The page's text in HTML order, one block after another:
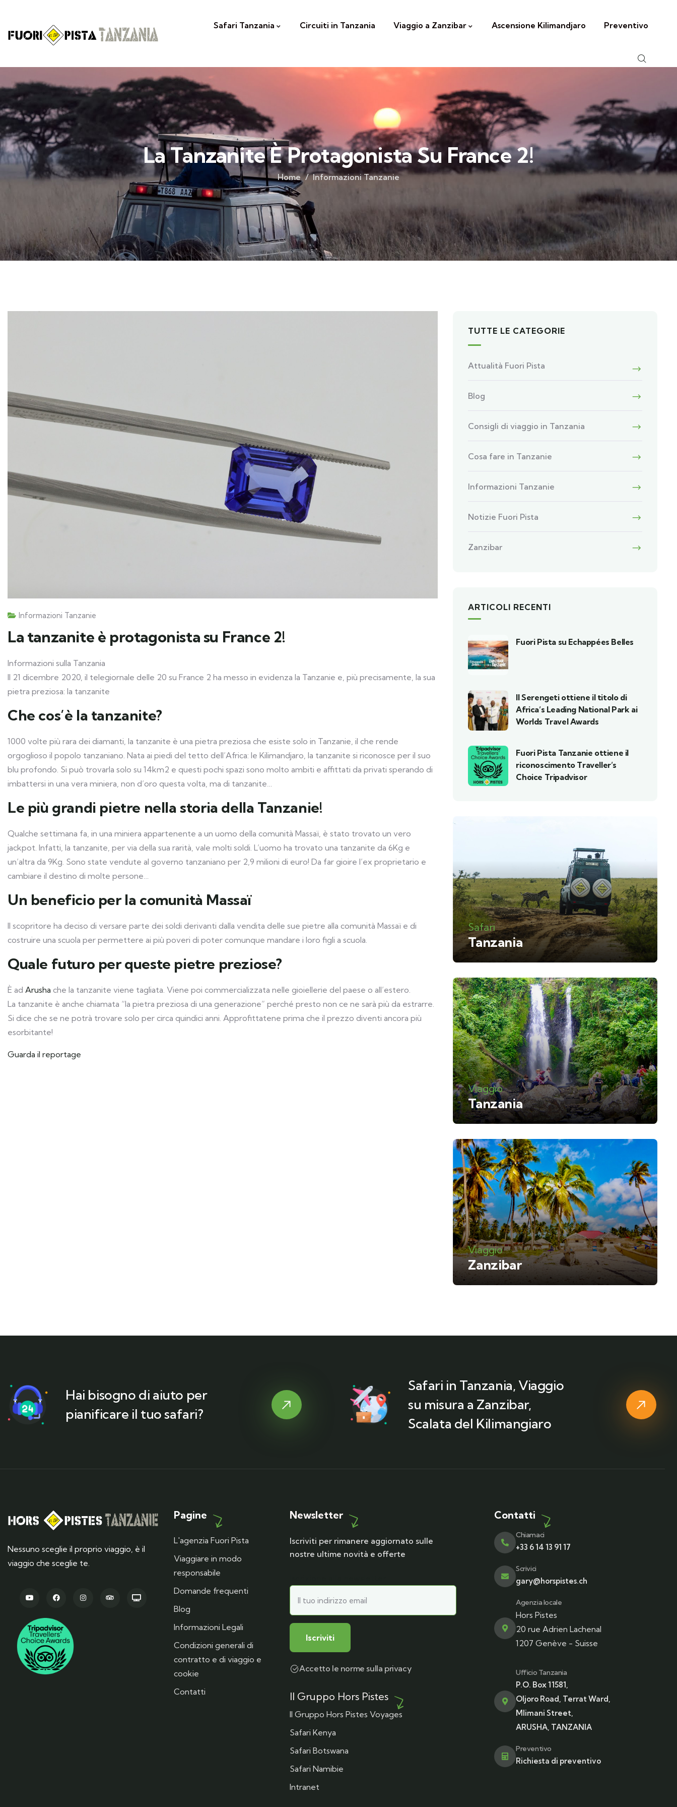
Safari Tanzania Circuiti in Tanzania Viaggio a Zanzibar Ascensione Kilimandjaro Preventivo
La Tanzanite È Protagonista Su France 2!
Home Informazioni Tanzanie
Informazioni Tanzanie
La tanzanite è protagonista su France 2!
Informazioni sulla Tanzania
Il 21 dicembre 2020, il telegiornale delle 20 su France 2 ha messo in evidenza la Tanzanie e, più precisamente, la sua
pietra preziosa: la tanzanite
Che cos’è la tanzanite?
1000 volte più rara dei diamanti, la tanzanite è una pietra preziosa che esiste solo in Tanzanie, il che rende
orgoglioso il popolo tanzaniano. Nata ai piedi del tetto dell’Africa: le Kilimandjaro, la tanzanite si riconosce per il suo
blu profondo. Si può trovarla solo su 14km2 e questi pochi spazi sono molto ambiti e affittati da privati sperando di
imbattersi in una vera miniera, non d’oro questa volta, ma di tanzanite…
Le più grandi pietre nella storia della Tanzanie!
Qualche settimana fa, in una miniera appartenente a un uomo della comunità Massaï, è stato trovato un vero
jackpot. Infatti, la tanzanite, per via della sua rarità, vale molti soldi. L’uomo ha trovato una tanzanite da 6Kg e
un’altra da 9Kg. Sono state vendute al governo tanzaniano per 2,9 milioni di euro! Da far gioire l’ex proprietario e
cambiare il destino di molte persone…
Un beneficio per la comunità Massaï
Il scopritore ha deciso di versare parte dei soldi derivanti dalla vendita delle sue pietre alla comunità Massaï e di
costruire una scuola per permettere ai più poveri di poter comunque mandare i loro figli a scuola.
Quale futuro per queste pietre preziose?
È ad Arusha che la tanzanite viene tagliata. Viene poi commercializzata nelle gioiellerie del paese o all’estero.
La tanzanite è anche chiamata “la pietra preziosa di una generazione” perché presto non ce ne sarà più da estrarre.
Si dice che se ne potrà trovare solo per circa quindici anni. Approfittatene prima che il prezzo diventi ancora più
esorbitante!
Guarda il reportage
TUTTE LE CATEGORIE
Attualità Fuori Pista
Blog
Consigli di viaggio in Tanzania
Cosa fare in Tanzanie
Informazioni Tanzanie
Notizie Fuori Pista
Zanzibar
ARTICOLI RECENTI
Fuori Pista su Echappées Belles
Il Serengeti ottiene il titolo di
Africa’s Leading National Park ai
Worlds Travel Awards
Fuori Pista Tanzanie ottiene il
riconoscimento Traveller’s
Choice Tripadvisor
Safari
Tanzania
Viaggio
Tanzania
Viaggio
Zanzibar
Hai bisogno di aiuto per
pianificare il tuo safari?
Safari in Tanzania, Viaggio
su misura a Zanzibar,
Scalata del Kilimangiaro
Nessuno sceglie il proprio viaggio, è il
viaggio che sceglie te.
Pagine
L'agenzia Fuori Pista
Viaggiare in modo
responsabile
Domande frequenti
Blog
Informazioni Legali
Condizioni generali di
contratto e di viaggio e
cookie
Contatti
Newsletter
Iscriviti per rimanere aggiornato sulle
nostre ultime novità e offerte
Accetto le norme sulla privacy
Il Gruppo Hors Pistes
Il Gruppo Hors Pistes Voyages
Safari Kenya
Safari Botswana
Safari Namibie
Intranet
Contatti
Chiamaci
+33 6 14 13 91 17
Scrivici
gary@horspistes.ch
Agenzia locale
Hors Pistes
20 rue Adrien Lachenal
1207 Genève - Suisse
Ufficio Tanzania
P.O. Box 11581,
Oljoro Road, Terrat Ward,
Mlimani Street,
ARUSHA, TANZANIA
Preventivo
Richiesta di preventivo